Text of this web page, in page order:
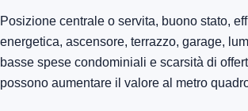
Posizione centrale o servita, buono stato,
energetica, ascensore, terrazzo, garage,
basse spese condominiali e scarsità di
possono aumentare il valore al metro